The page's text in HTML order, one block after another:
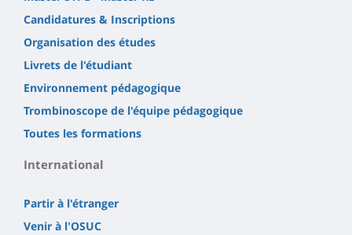
Candidatures & Inscriptions
Organisation des études
Livrets de l'étudiant
Environnement pédagogique
Trombinoscope de l'équipe pédagogique
Toutes les formations
International
Partir à l'étranger
Venir à l'OSUC